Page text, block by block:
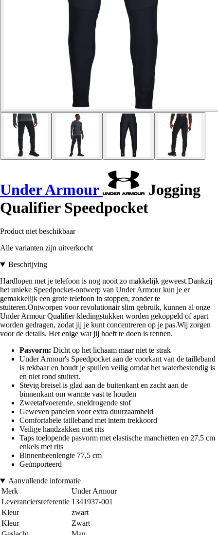
Under Armour
Jogging
Qualifier Speedpocket
Product niet beschikbaar
Alle varianten zijn uitverkocht
Beschrijving
Hardlopen met je telefoon is nog nooit zo makkelijk geweest.Dankzij
het unieke Speedpocket-ontwerp van Under Armour kun je er
gemakkelijk een grote telefoon in stoppen, zonder te
stuiteren.Ontworpen voor revolutionair slim gebruik, kunnen al onze
Under Armour Qualifier-kledingstukken worden gekoppeld of apart
worden gedragen, zodat jij je kunt concentreren op je pas.Wij zorgen
voor de details. Het enige wat jij hoeft te doen is rennen.
Pasvorm: Dicht op het lichaam maar niet te strak
Under Armour's Speedpocket aan de voorkant van de tailleband
is rekbaar en houdt je spullen veilig omdat het waterbestendig is
en niet rond stuitert.
Stevig breisel is glad aan de buitenkant en zacht aan de
binnenkant om warmte vast te houden
Zweetafvoerende, sneldrogende stof
Geweven panelen voor extra duurzaamheid
Comfortabele tailleband met intern trekkoord
Veilige handzakken met rits
Taps toelopende pasvorm met elastische manchetten en 27,5 cm
enkels met rits
Binnenbeenlengte 77,5 cm
Geïmporteerd
Aanvullende informatie
Merk
Under Armour
Leveranciersreferentie 1341937-001
Kleur
zwart
Kleur
Zwart